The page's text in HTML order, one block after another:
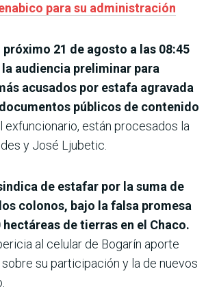
para su administración
21 de agosto a las 08:45
audiencia preliminar para
acusados por estafa agravada
públicos de contenido
exfuncionario, están procesados la
y José Ljubetic.
de estafar por la suma de
colonos, bajo la falsa promesa
de tierras en el Chaco.
al celular de Bogarín aporte
su participación y la de nuevos